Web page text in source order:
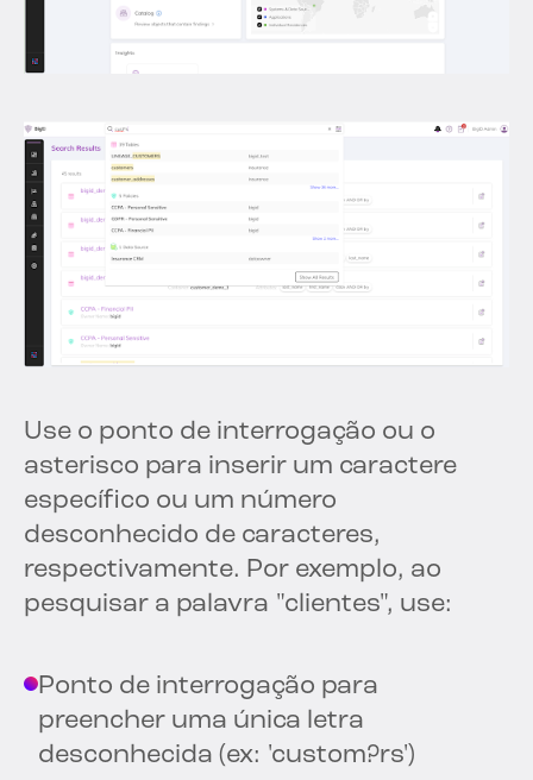
Use o ponto de interrogação ou o
asterisco para inserir um caractere
específico ou um número
desconhecido de caracteres,
respectivamente. Por exemplo, ao
pesquisar a palavra "clientes", use:
Ponto de interrogação para
preencher uma única letra
desconhecida (ex: 'custom?rs')